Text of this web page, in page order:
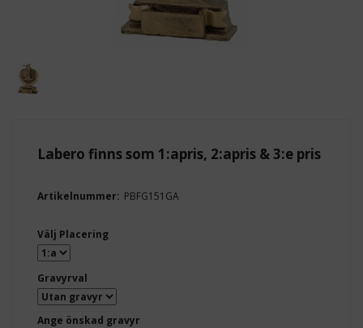
Labero finns som 1:apris, 2:apris & 3:e pris
Artikelnummer: PBFG151GA
Välj Placering
Gravyrval
Ange önskad gravyr